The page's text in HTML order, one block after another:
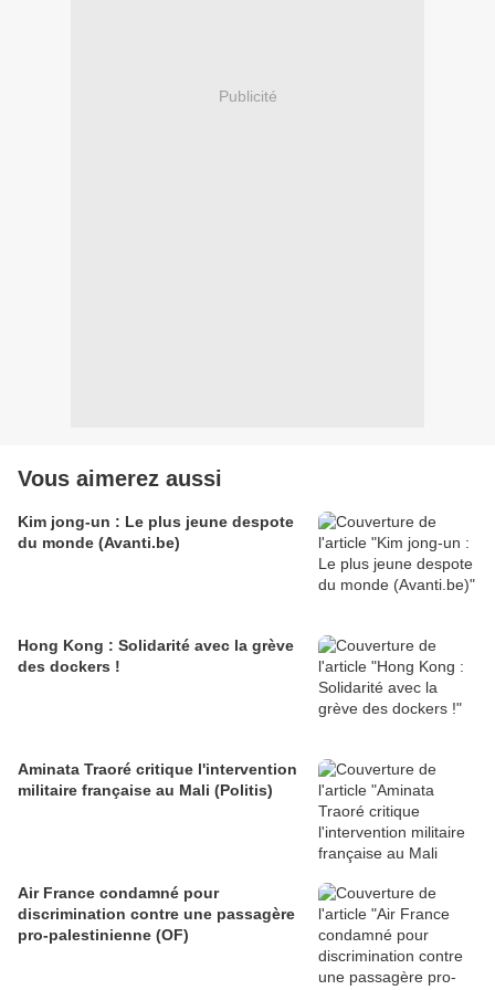
Publicité
Vous aimerez aussi
Kim jong-un : Le plus jeune despote
du monde (Avanti.be)
Hong Kong : Solidarité avec la grève
des dockers !
Aminata Traoré critique l'intervention
militaire française au Mali (Politis)
Air France condamné pour
discrimination contre une passagère
pro-palestinienne (OF)